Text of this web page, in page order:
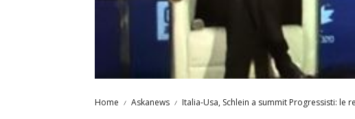
Home Askanews Italia-Usa, Schlein a summit Progressisti: